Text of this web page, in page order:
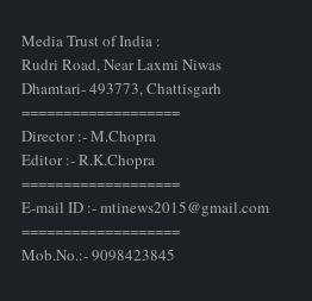
Media Trust of India :
Rudri Road, Near Laxmi Niwas
Dhamtari- 493773,Chattisgarh
===================
Director :- M.Chopra
Editor :- R.K.Chopra
===================
E-mail ID :- mtinews2015@gmail.com
===================
Mob.No.:- 9098423845